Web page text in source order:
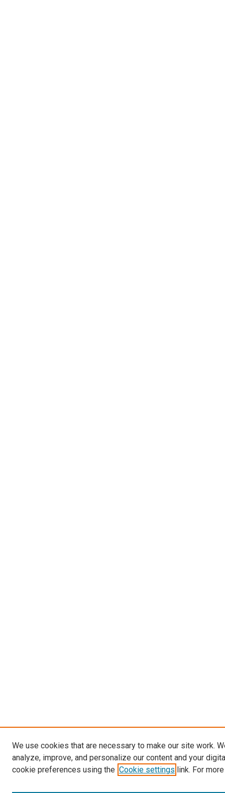
We use cookies that are necessary to make our site work.
analyze, improve, and personalize our content and your
cookie preferences using the Cookie settings link. For